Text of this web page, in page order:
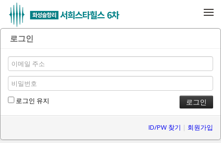
로그인
로그인 유지
ID/PW 찾기 | 회원가입